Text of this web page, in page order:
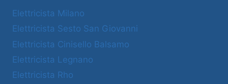
Elettricista Milano
Elettricista Sesto San Giovanni
Elettricista Cinisello Balsamo
Elettricista Legnano
Elettricista Rho